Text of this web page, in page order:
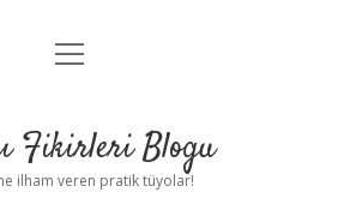
Anasayfa
Yasal Uyarı
menüyü
Fikirleri Blogu
ilham veren pratik tüyolar!